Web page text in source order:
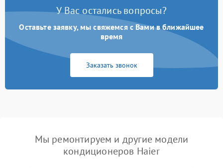
У Вас остались вопросы?
Оставьте заявку, мы свяжемся с Вами в ближайшее
время
Заказать звонок
Мы ремонтируем и другие модели
кондиционеров Haier